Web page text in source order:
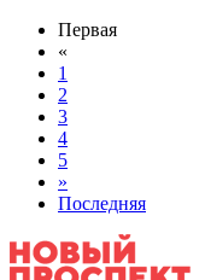
Первая
«
1
2
3
4
5
»
Последняя